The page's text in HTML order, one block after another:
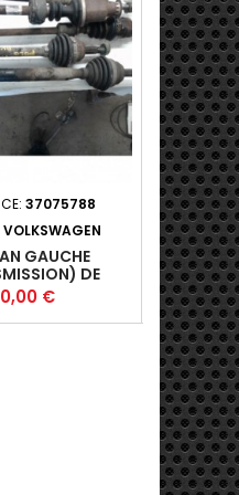
37075788
VOLKSWAGEN
GAUCHE
DE
POLO 3
€
03-2011-